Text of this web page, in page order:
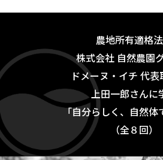
農地所有適格
株式会社 自然農園
ドメーヌ・イチ 代
上田一郎さんに
「自分らしく、自然体
（全８回）